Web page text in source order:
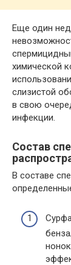
Еще один
химической
слизистой
в свою
инфекции.
Состав
В составе